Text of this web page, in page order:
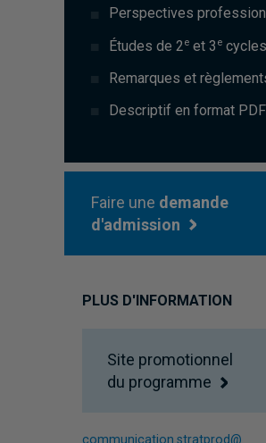
Perspectives
Études de 2 e et 3 e cycles
Remarques et
Descriptif en format PDF
Faire une demande
d'admission
PLUS D'INFORMATION
Site promotionnel
du programme
communication.stratprod@